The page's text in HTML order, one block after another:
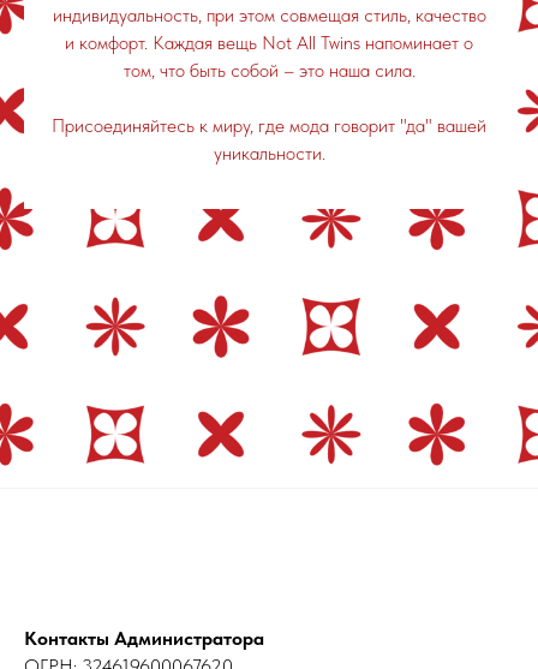
индивидуальность, при этом совмещая стиль, качество
и комфорт. Каждая вещь Not All Twins напоминает о
том, что быть собой – это наша сила.
Присоединяйтесь к миру, где мода говорит "да" вашей
уникальности.
Контакты Администратора